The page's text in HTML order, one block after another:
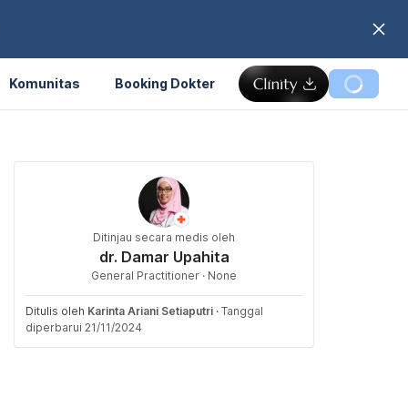
Komunitas Booking Dokter
Ditinjau secara medis oleh
dr. Damar Upahita
General Practitioner · None
Ditulis oleh Karinta Ariani Setiaputri · Tanggal
diperbarui 21/11/2024